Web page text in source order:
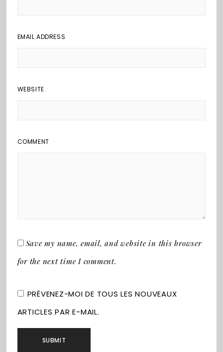
EMAIL ADDRESS
WEBSITE
COMMENT
Save my name, email, and website in this browser
for the next time I comment.
PRÉVENEZ-MOI DE TOUS LES NOUVEAUX
ARTICLES PAR E-MAIL.